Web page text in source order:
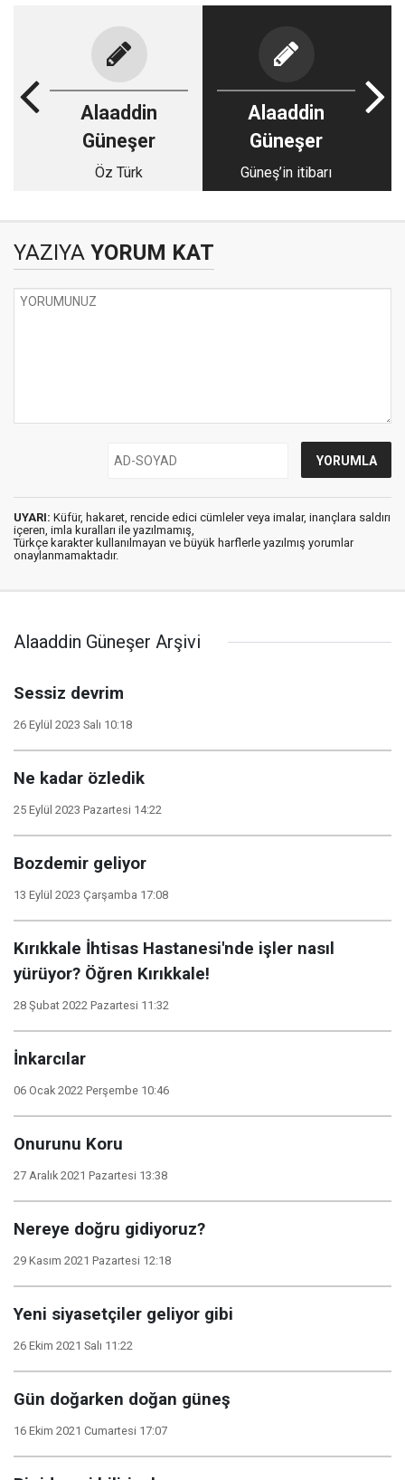
Alaaddin
Güneşer
Öz Türk
Alaaddin
Güneşer
Güneş’in itibarı
YAZIYA YORUM KAT
UYARI: Küfür, hakaret, rencide edici cümleler veya imalar, inançlara saldırı
içeren, imla kuralları ile yazılmamış,
Türkçe karakter kullanılmayan ve büyük harflerle yazılmış yorumlar
onaylanmamaktadır.
Alaaddin Güneşer Arşivi
Sessiz devrim
26 Eylül 2023 Salı 10:18
Ne kadar özledik
25 Eylül 2023 Pazartesi 14:22
Bozdemir geliyor
13 Eylül 2023 Çarşamba 17:08
Kırıkkale İhtisas Hastanesi'nde işler nasıl
yürüyor? Öğren Kırıkkale!
28 Şubat 2022 Pazartesi 11:32
İnkarcılar
06 Ocak 2022 Perşembe 10:46
Onurunu Koru
27 Aralık 2021 Pazartesi 13:38
Nereye doğru gidiyoruz?
29 Kasım 2021 Pazartesi 12:18
Yeni siyasetçiler geliyor gibi
26 Ekim 2021 Salı 11:22
Gün doğarken doğan güneş
16 Ekim 2021 Cumartesi 17:07